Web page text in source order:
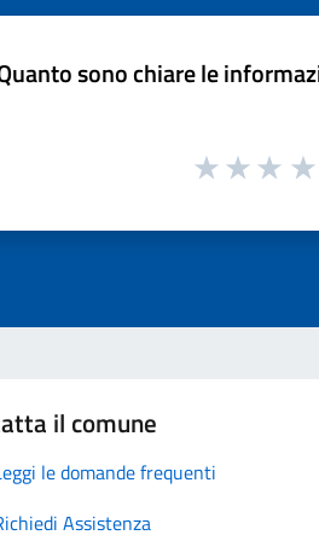
sono chiare le
il comune
le domande frequenti
Assistenza